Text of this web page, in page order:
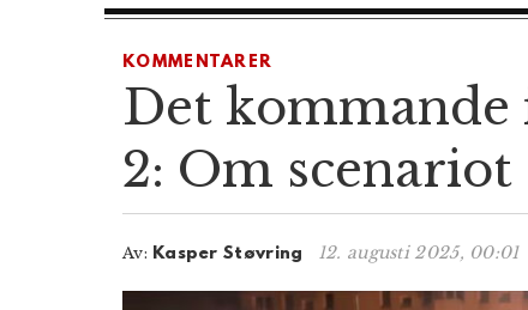
KOMMENTARER
Det
2: Om scenariot
Av: Kasper Støvring 12. augusti 2025, 00:01